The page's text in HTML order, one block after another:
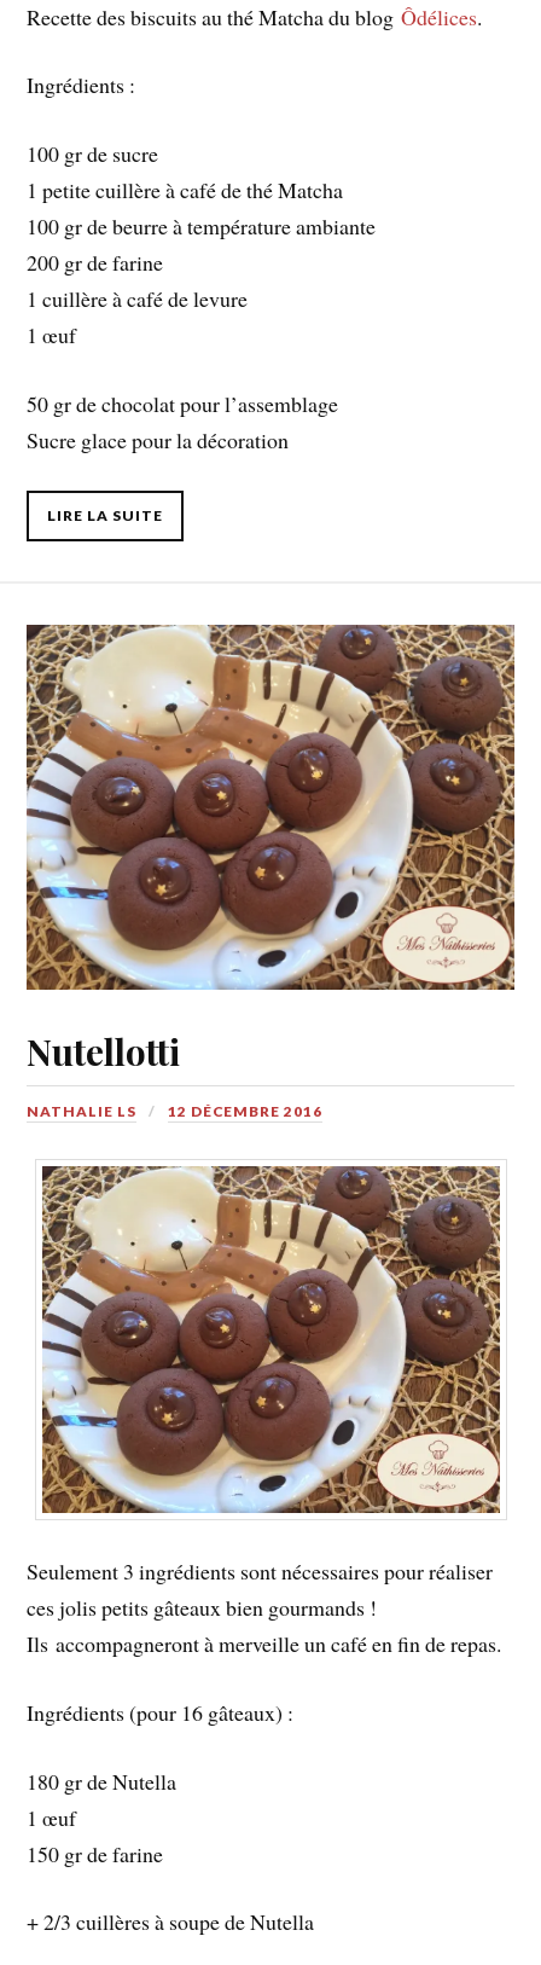
Recette des biscuits au thé Matcha du blogÔdélices.
Ingrédients :
100 gr de sucre
1 petite cuillère à café de thé Matcha
100 gr de beurre à température ambiante
200 gr de farine
1 cuillère à café de levure
1 œuf
50 gr de chocolat pour l’assemblage
Sucre glace pour la décoration
LIRE LA SUITE
Nutellotti
NATHALIE LS 12 DÉCEMBRE 2016
Seulement 3 ingrédients sont nécessaires pour réaliser
ces jolis petits gâteaux bien gourmands !
Ils accompagneront à merveille un café en fin de repas.
Ingrédients (pour 16 gâteaux) :
180 gr de Nutella
1 œuf
150 gr de farine
+ 2/3 cuillères à soupe de Nutella